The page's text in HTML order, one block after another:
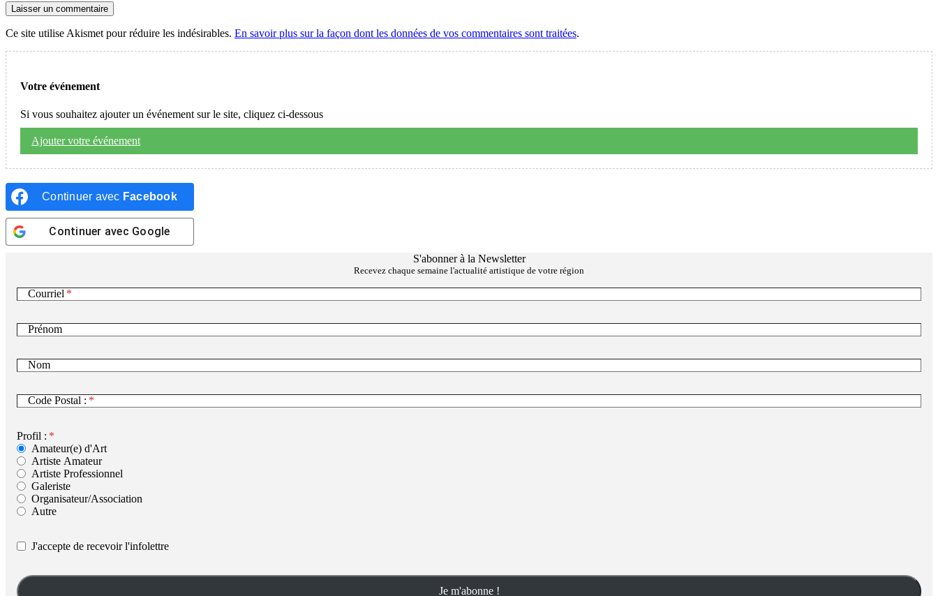
Ce site utilise Akismet pour réduire les indésirables. En savoir plus sur la façon dont les données de vos commentaires sont traitées.
Votre événement
Si vous souhaitez ajouter un événement sur le site, cliquez ci-dessous
Ajouter votre événement
Continuer avec Facebook
Continuer avec Google
S'abonner à la Newsletter
Recevez chaque semaine l'actualité artistique de votre région
Courriel
Prénom
Nom
Code Postal :
Profil :
Amateur(e) d'Art
Artiste Amateur
Artiste Professionnel
Galeriste
Organisateur/Association
Autre
J'accepte de recevoir l'infolettre